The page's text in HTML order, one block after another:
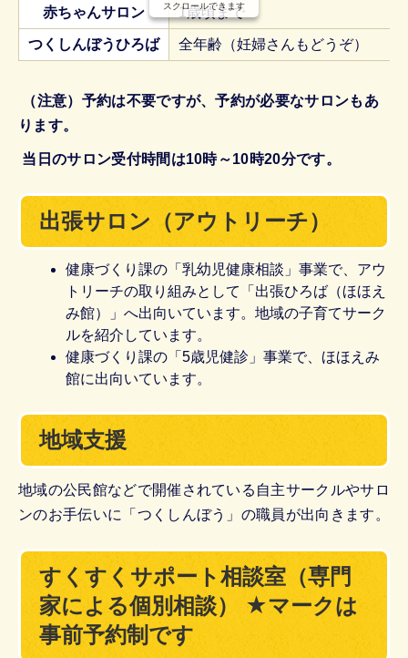
赤ちゃんサロン 1歳頃まで
つくしんぼうひろば 全年齢（妊婦さんもどうぞ）
スクロールできます
（注意）予約は不要ですが、予約が必要なサロンもあ
ります。
当日のサロン受付時間は10時～10時20分です。
出張サロン（アウトリーチ）
健康づくり課の「乳幼児健康相談」事業で、アウ
トリーチの取り組みとして「出張ひろば（ほほえ
み館）」へ出向いています。地域の子育てサーク
ルを紹介しています。
健康づくり課の「5歳児健診」事業で、ほほえみ
館に出向いています。
地域支援
地域の公民館などで開催されている自主サークルやサロ
ンのお手伝いに「つくしんぼう」の職員が出向きます。
すくすくサポート相談室（専門
家による個別相談） ★マークは
事前予約制です